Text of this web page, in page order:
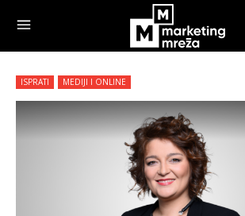
ISPRATI MEDIJI I ONLINE